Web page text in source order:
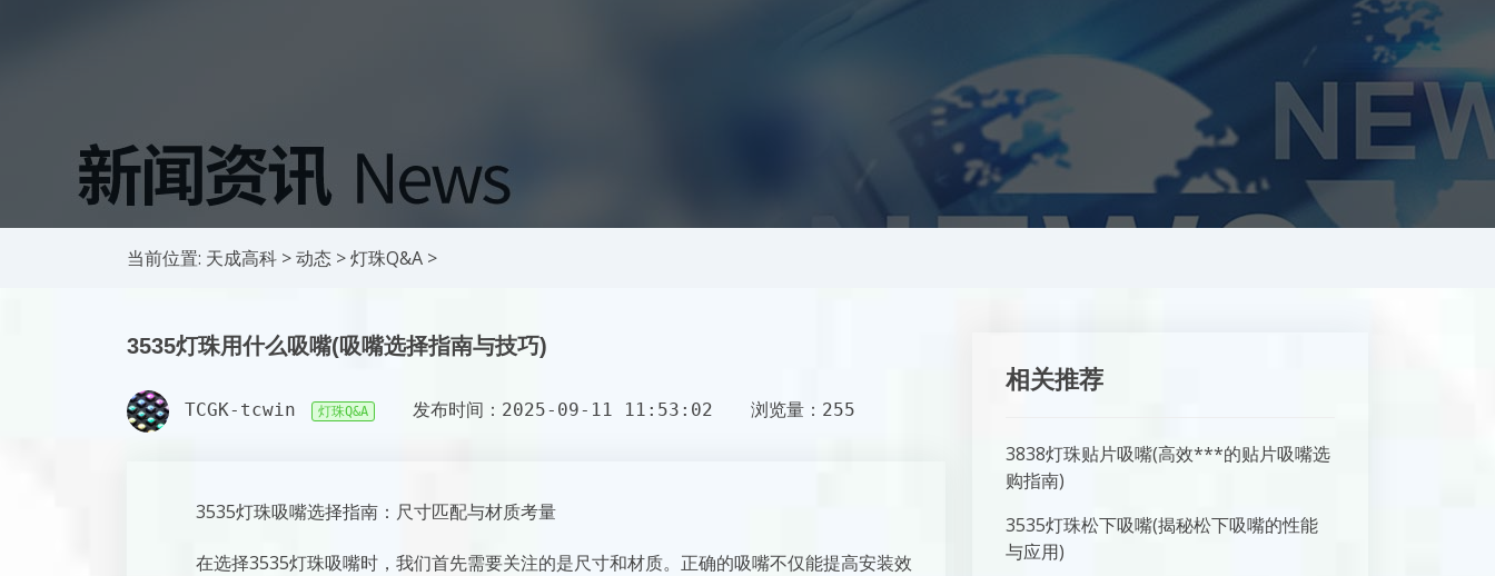
当前位置: 天成高科 >动态 >灯珠Q&A >
3535灯珠用什么吸嘴(吸嘴选择指南与技巧)
TCGK-tcwin 灯珠Q&A 发布时间：2025-09-11 11:53:02 浏览量：255
3535灯珠吸嘴选择指南：尺寸匹配与材质考量
在选择3535灯珠吸嘴时，我们首先需要关注的是尺寸和材质。正确的吸嘴不仅能提高安装效
相关推荐
3838灯珠贴片吸嘴(高效***的贴片吸嘴选
购指南)
3535灯珠松下吸嘴(揭秘松下吸嘴的性能
与应用)